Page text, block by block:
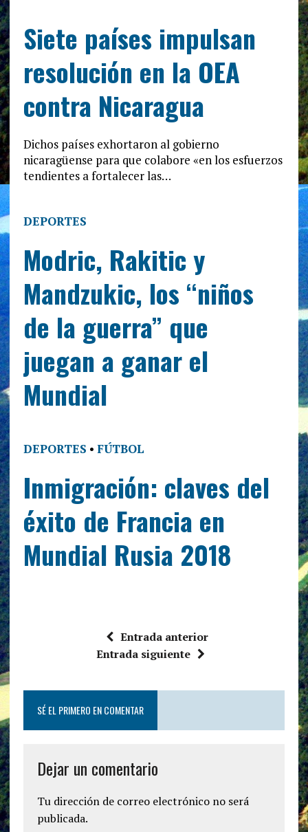
Siete países impulsan
resolución en la OEA
contra Nicaragua
Dichos países exhortaron al gobierno
nicaragüense para que colabore «en los esfuerzos
tendientes a fortalecer las…
DEPORTES
Modric, Rakitic y
Mandzukic, los “niños
de la guerra” que
juegan a ganar el
Mundial
DEPORTES • FÚTBOL
Inmigración: claves del
éxito de Francia en
Mundial Rusia 2018
Entrada anterior
Entrada siguiente
SÉ EL PRIMERO EN COMENTAR
Dejar un comentario
Tu dirección de correo electrónico no será
publicada.